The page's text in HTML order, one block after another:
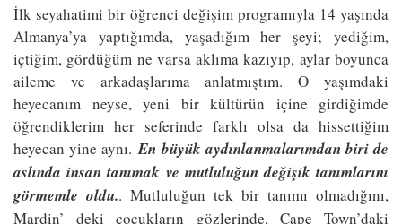
İlk seyahatimi bir öğrenci değişim programıyla 14 yaşında
Almanya’ya yaptığımda, yaşadığım her şeyi; yediğim,
içtiğim, gördüğüm ne varsa aklıma kazıyıp, aylar boyunca
aileme ve arkadaşlarıma anlatmıştım. O yaşımdaki
heyecanım neyse, yeni bir kültürün içine girdiğimde
öğrendiklerim her seferinde farklı olsa da hissettiğim
heyecan yine aynı.En büyük aydınlanmalarımdan biri de
aslında insan tanımak ve mutluluğun değişik tanımlarını
görmemle oldu.. Mutluluğun tek bir tanımı olmadığını,
Mardin’ deki çocukların gözlerinde, Cape Town’daki